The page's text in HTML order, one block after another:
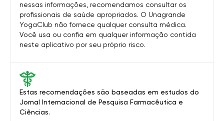
Estas recomendações são baseadas em estudos do
Jornal Internacional de Pesquisa Farmacêutica e
Ciências.
nessas informações, recomendamos consultar os
profissionais de saúde apropriados. O Unagrande
YogaClub não fornece qualquer consulta médica.
Você usa ou confia em qualquer informação contida
neste aplicativo por seu próprio risco.